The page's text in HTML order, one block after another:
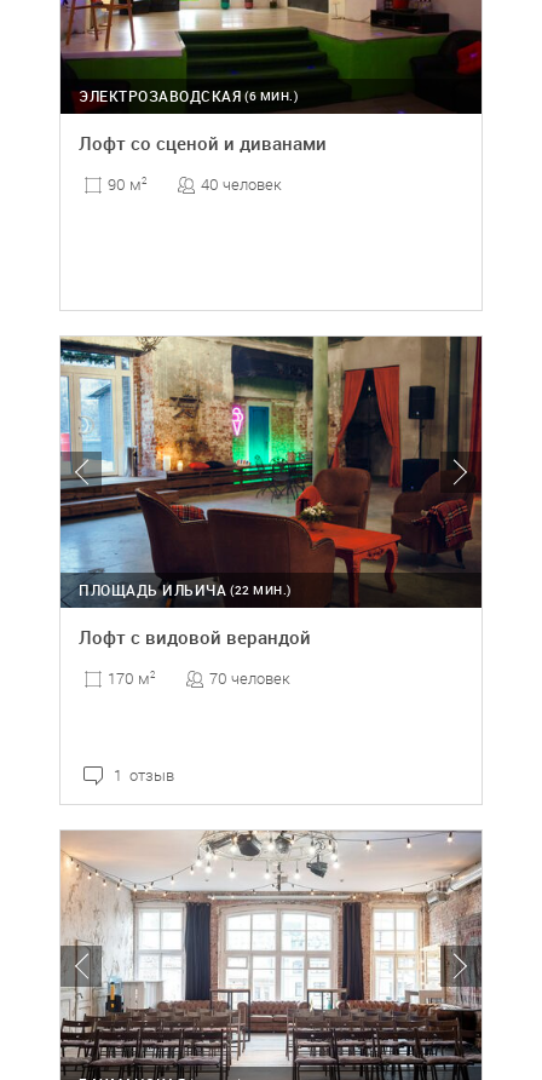
(6 МИН.)
ЭЛЕКТРОЗАВОДСКАЯ
Лофт со сценой и диванами
90 м2 40 человек
(22 МИН.)
ПЛОЩАДЬ ИЛЬИЧА
Лофт с видовой верандой
170 м2 70 человек
1 отзыв